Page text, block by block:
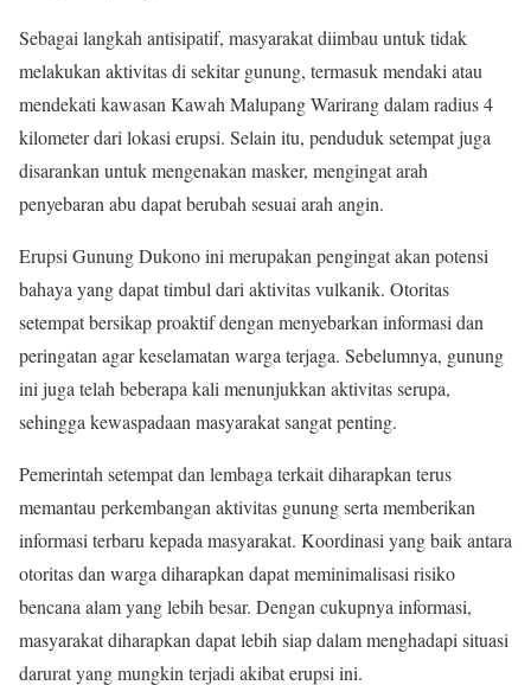
Sebagai langkah antisipatif, masyarakat diimbau untuk tidak
melakukan aktivitas di sekitar gunung, termasuk mendaki atau
mendekati kawasan Kawah Malupang Warirang dalam radius 4
kilometer dari lokasi erupsi. Selain itu, penduduk setempat juga
disarankan untuk mengenakan masker, mengingat arah
penyebaran abu dapat berubah sesuai arah angin.
Erupsi Gunung Dukono ini merupakan pengingat akan potensi
bahaya yang dapat timbul dari aktivitas vulkanik. Otoritas
setempat bersikap proaktif dengan menyebarkan informasi dan
peringatan agar keselamatan warga terjaga. Sebelumnya, gunung
ini juga telah beberapa kali menunjukkan aktivitas serupa,
sehingga kewaspadaan masyarakat sangat penting.
Pemerintah setempat dan lembaga terkait diharapkan terus
memantau perkembangan aktivitas gunung serta memberikan
informasi terbaru kepada masyarakat. Koordinasi yang baik antara
otoritas dan warga diharapkan dapat meminimalisasi risiko
bencana alam yang lebih besar. Dengan cukupnya informasi,
masyarakat diharapkan dapat lebih siap dalam menghadapi situasi
darurat yang mungkin terjadi akibat erupsi ini.